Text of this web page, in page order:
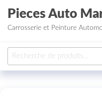
Aller au contenu
Pieces Auto
Carrosserie et Peinture
Recherche pour :